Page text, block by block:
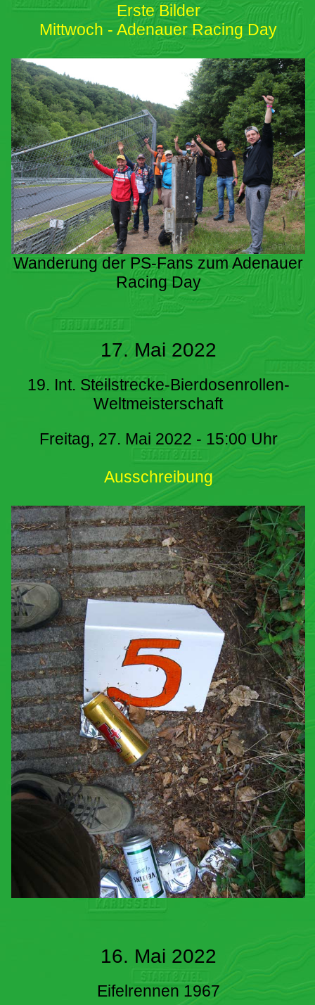
Erste Bilder
Mittwoch - Adenauer Racing Day
Wanderung der PS-Fans zum Adenauer
Racing Day
17. Mai 2022
19. Int. Steilstrecke-Bierdosenrollen-
Weltmeisterschaft
Freitag, 27. Mai 2022 - 15:00 Uhr
Ausschreibung
16. Mai 2022
Eifelrennen 1967